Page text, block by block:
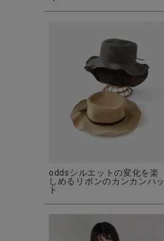
oddsシルエットの変化を楽
しめるリボンのカンカンハッ
ト